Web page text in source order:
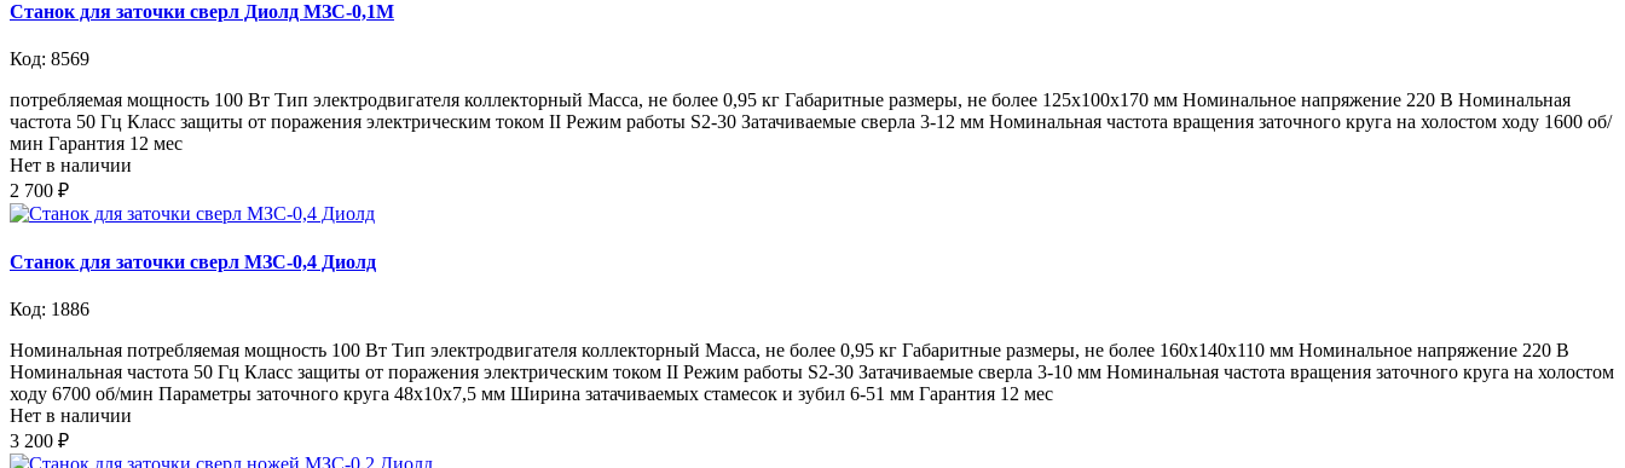
Станок для заточки сверл Диолд МЗС-0,1М
Код: 8569
потребляемая мощность 100 Вт Тип электродвигателя коллекторный Масса, не более 0,95 кг Габаритные размеры, не более 125х100х170 мм Номинальное напряжение 220 В Номинальная
частота 50 Гц Класс защиты от поражения электрическим током II Режим работы S2-30 Затачиваемые сверла 3-12 мм Номинальная частота вращения заточного круга на холостом ходу 1600 об/
мин Гарантия 12 мес
Нет в наличии
2 700 ₽
Станок для заточки сверл МЗС-0,4 Диолд
Код: 1886
Номинальная потребляемая мощность 100 Вт Тип электродвигателя коллекторный Масса, не более 0,95 кг Габаритные размеры, не более 160х140х110 мм Номинальное напряжение 220 В
Номинальная частота 50 Гц Класс защиты от поражения электрическим током II Режим работы S2-30 Затачиваемые сверла 3-10 мм Номинальная частота вращения заточного круга на холостом
ходу 6700 об/мин Параметры заточного круга 48х10х7,5 мм Ширина затачиваемых стамесок и зубил 6-51 мм Гарантия 12 мес
Нет в наличии
3 200 ₽